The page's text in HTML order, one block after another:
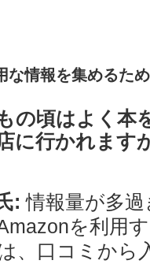
な情報を集めるた
頃はよく本
に行かれます
: 情報量が多
を利用
、口コミから